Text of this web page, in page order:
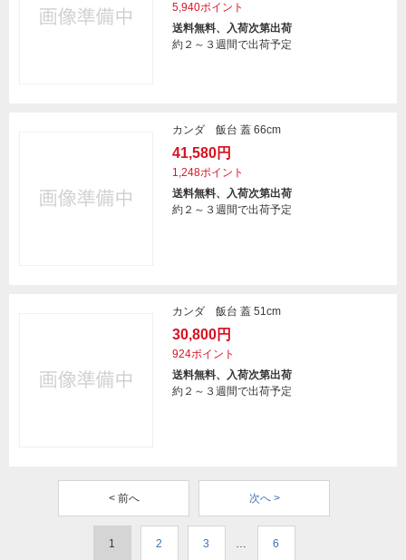
5,940ポイント
送料無料、入荷次第出荷
約２～３週間で出荷予定
カンダ 飯台 蓋 66cm
41,580円
1,248ポイント
送料無料、入荷次第出荷
約２～３週間で出荷予定
カンダ 飯台 蓋 51cm
30,800円
924ポイント
送料無料、入荷次第出荷
約２～３週間で出荷予定
< 前へ 次へ >
1 2 3 … 6